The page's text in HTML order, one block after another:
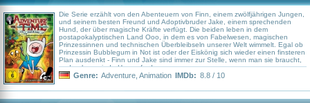
Die Serie erzählt von den Abenteuern von Finn, einem zwölfjährigen Jungen,
und seinem besten Freund und Adoptivbruder Jake, einem sprechenden
Hund, der über magische Kräfte verfügt. Die beiden leben in dem
postapokalyptischen Land Ooo, in dem es von Fabelwesen, magischen
Prinzessinnen und technischen Überbleibseln unserer Welt wimmelt. Egal ob
Prinzessin Bubblegum in Not ist oder der Eiskönig sich wieder einen finsteren
Plan ausdenkt - Finn und Jake sind immer zur Stelle, wenn man sie braucht,
und nehmen jede Herausforderung an.
Genre: Adventure Animation IMDb: 8.8 / 10